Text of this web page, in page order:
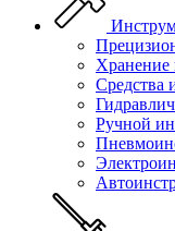
Хранение
Средства
Ручной